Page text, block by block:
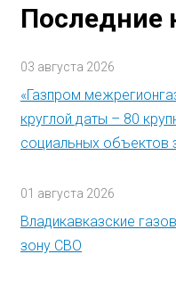
Последние
03 августа 2026
«Газпром
круглой даты – 80
социальных объектов
01 августа 2026
Владикавказские
зону СВО